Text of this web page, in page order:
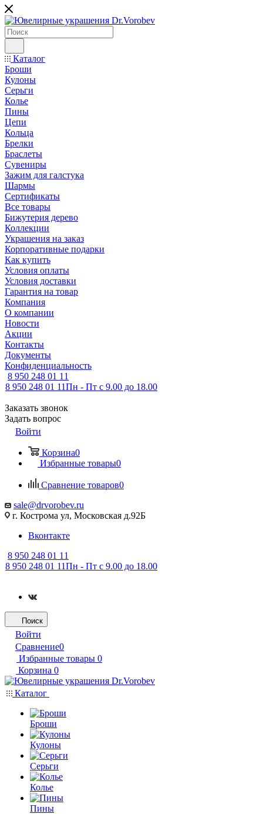
Каталог
Броши
Кулоны
Серьги
Колье
Пины
Цепи
Кольца
Брелки
Браслеты
Сувениры
Зажим для галстука
Шармы
Сертификаты
Все товары
Бижутерия дерево
Коллекции
Украшения на заказ
Корпоративные подарки
Как купить
Условия оплаты
Условия доставки
Гарантия на товар
Компания
О компании
Новости
Акции
Контакты
Документы
Конфиденциальность
8 950 248 01 11
8 950 248 01 11Пн - Пт с 9.00 до 18.00
Заказать звонок
Задать вопрос
Войти
Корзина0
Избранные товары0
Сравнение товаров0
sale@drvorobev.ru
г. Кострома ул, Московская д.92Б
Вконтакте
8 950 248 01 11
8 950 248 01 11Пн - Пт с 9.00 до 18.00
Поиск
Войти
Сравнение0
Избранные товары 0
Корзина 0
Каталог
Броши
Кулоны
Серьги
Колье
Пины